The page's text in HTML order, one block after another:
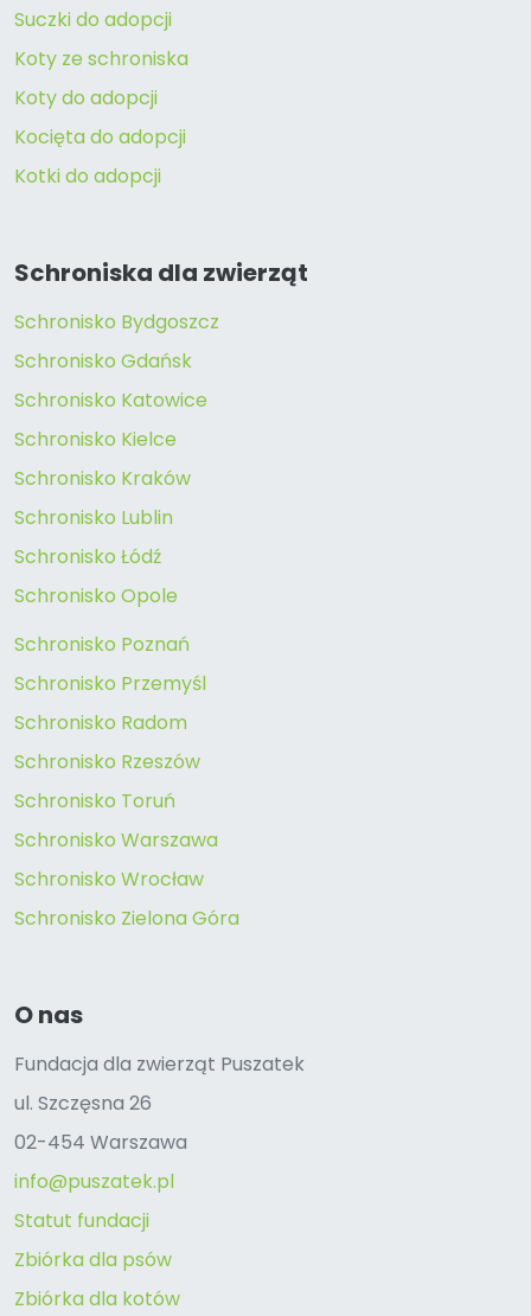
Suczki do adopcji
Koty ze schroniska
Koty do adopcji
Kocięta do adopcji
Kotki do adopcji
Schroniska dla zwierząt
Schronisko Bydgoszcz
Schronisko Gdańsk
Schronisko Katowice
Schronisko Kielce
Schronisko Kraków
Schronisko Lublin
Schronisko Łódź
Schronisko Opole
Schronisko Poznań
Schronisko Przemyśl
Schronisko Radom
Schronisko Rzeszów
Schronisko Toruń
Schronisko Warszawa
Schronisko Wrocław
Schronisko Zielona Góra
O nas
Fundacja dla zwierząt Puszatek
ul. Szczęsna 26
02-454 Warszawa
info@puszatek.pl
Statut fundacji
Zbiórka dla psów
Zbiórka dla kotów